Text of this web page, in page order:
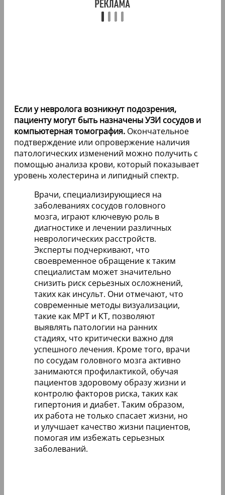
Если у невролога возникнут подозрения,
пациенту могут быть назначены УЗИ сосудов и
компьютерная томография. Окончательное
подтверждение или опровержение наличия
патологических изменений можно получить с
помощью анализа крови, который показывает
уровень холестерина и липидный спектр.
Врачи, специализирующиеся на
заболеваниях сосудов головного
мозга, играют ключевую роль в
диагностике и лечении различных
неврологических расстройств.
Эксперты подчеркивают, что
своевременное обращение к таким
специалистам может значительно
снизить риск серьезных осложнений,
таких как инсульт. Они отмечают, что
современные методы визуализации,
такие как МРТ и КТ, позволяют
выявлять патологии на ранних
стадиях, что критически важно для
успешного лечения. Кроме того, врачи
по сосудам головного мозга активно
занимаются профилактикой, обучая
пациентов здоровому образу жизни и
контролю факторов риска, таких как
гипертония и диабет. Таким образом,
их работа не только спасает жизни, но
и улучшает качество жизни пациентов,
помогая им избежать серьезных
заболеваний.